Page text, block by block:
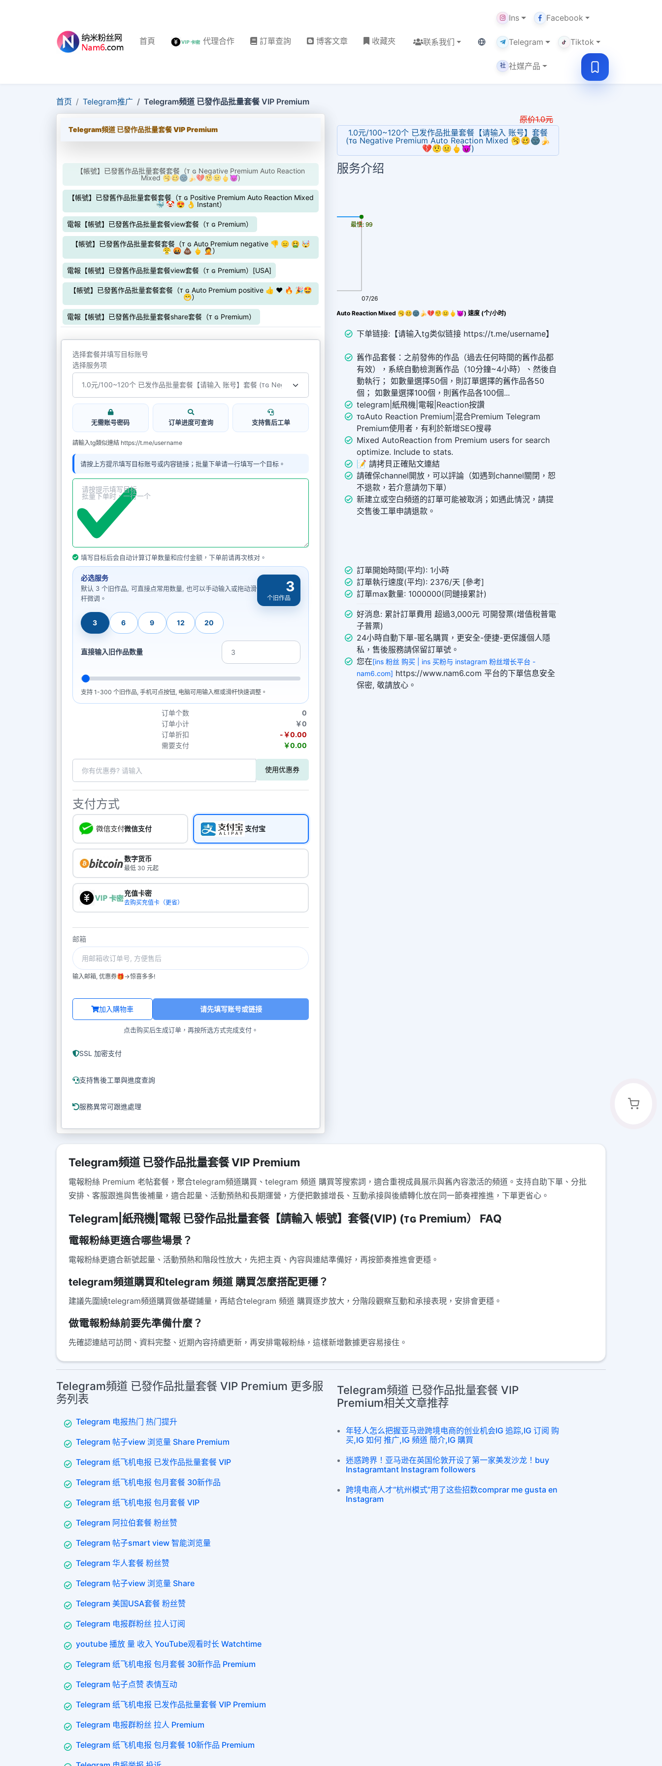
首頁 代理合作 訂單查詢 博客文章 收藏夾 联系我们 当前语言：繁体
Ins Facebook
Telegram Tiktok
社 社媒产品
首页 Telegram推广 Telegram頻道 已發作品批量套餐 VIP Premium
Telegram頻道 已發作品批量套餐 VIP Premium
【帳號】已發舊作品批量套餐套餐（ᴛ ɢ Negative Premium Auto Reaction
Mixed 🥱🥴🌚🍌💔🤨😐🖕😈)
【帳號】已發舊作品批量套餐套餐（ᴛ ɢ Positive Premium Auto Reaction Mixed
🐳 🤡 😍 👌 Instant）
電報【帳號】已發舊作品批量套餐view套餐（ᴛ ɢ Premium）
【帳號】已發舊作品批量套餐套餐（ᴛ ɢ Auto Premium negative 👎 😑 🤮 🤯
😤 🤬 💩 🖕 🤦）
電報【帳號】已發舊作品批量套餐view套餐（ᴛ ɢ Premium）[USA]
【帳號】已發舊作品批量套餐套餐（ᴛ ɢ Auto Premium positive 👍 ❤️ 🔥 🎉🤩
😁）
電報【帳號】已發舊作品批量套餐share套餐（ᴛ ɢ Premium）
选择套餐并填写目标账号
选择服务项
无需账号密码 订单进度可查询 支持售后工单
請輸入tg類似連結 https://t.me/username
请按上方提示填写目标账号或内容链接；批量下单请一行填写一个目标。
填写目标后会自动计算订单数量和应付金额，下单前请再次核对。
必选服务
默认 3 个旧作品, 可直接点常用数量, 也可以手动输入或拖动滑
杆微调。
3
个旧作品
3 6 9 12 20
直接输入旧作品数量
支持 1-300 个旧作品, 手机可点按钮, 电脑可用输入框或滑杆快速调整。
订单个数
0
订单小计
￥0
订单折扣
-￥0.00
需要支付
￥0.00
使用优惠券
支付方式
微信支付 支付宝
数字货币
最低 30 元起
充值卡密
去购买充值卡（更省）
邮箱
输入邮箱, 优惠券🎁->惊喜多多!
加入購物車 请先填写账号或链接
点击购买后生成订单，再按所选方式完成支付。
SSL 加密支付
支持售後工單與進度查詢
服務異常可跟進處理
原价1.0元
1.0元/100~120个 已发作品批量套餐【请输入 账号】套餐
(ᴛɢ Negative Premium Auto Reaction Mixed 🥱🥴🌚🍌
💔🤨😐🖕😈)
服务介绍
【帳號】已發舊作品批量套餐套餐（ᴛ ɢ Negative Premium Auto Reaction Mixed 🥱🥴🌚🍌💔🤨😐🖕😈) 速度 (个/小时)
07/26
最慢: 99
最快: 99
下单链接:【请输入tg类似链接 https://t.me/username】
舊作品套餐：之前發佈的作品（過去任何時間的舊作品都
有效），系統自動檢測舊作品（10分鐘~4小時）、然後自
動執行； 如數量選擇50個，則訂單選擇的舊作品各50
個； 如數量選擇100個，則舊作品各100個...
telegram|紙飛機|電報|Reaction按讚
ᴛɢAuto Reaction Premium|混合Premium Telegram
Premium使用者，有利於新增SEO搜尋
Mixed AutoReaction from Premium users for search
optimize. Include to stats.
📝 請拷貝正確貼文連結
請確保channel開放，可以評論（如遇到channel關閉，恕
不退款，若介意請勿下單）
新建立或空白頻道的訂單可能被取消；如遇此情況，請提
交售後工單申請退款。
訂單開始時間(平均): 1小時
訂單執行速度(平均): 2376/天 [參考]
訂單max數量: 1000000(同鏈接累計)
好消息: 累計訂單費用 超過3,000元 可開發票(增值稅普電
子普票)
24小時自動下單-匿名購買，更安全-便捷-更保護個人隱
私，售後服務請保留訂單號。
您在[ins 粉丝 购买 | ins 买粉与 instagram 粉丝增长平台 -
nam6.com] https://www.nam6.com 平台的下單信息安全
保密, 敬請放心。
Telegram頻道 已發作品批量套餐 VIP Premium
電報粉絲 Premium 老帖套餐，聚合telegram頻道購買、telegram 頻道 購買等搜索詞，適合重視成員展示與舊內容激活的頻道。支持自助下單、分批
安排、客服跟進與售後補量，適合起量、活動預熱和長期運營，方便把數據增長、互動承接與後續轉化放在同一節奏裡推進，下單更省心。
Telegram|紙飛機|電報 已發作品批量套餐【請輸入 帳號】套餐(VIP) (ᴛɢ Premium） FAQ
電報粉絲更適合哪些場景？
電報粉絲更適合新號起量、活動預熱和階段性放大，先把主頁、內容與連結準備好，再按節奏推進會更穩。
telegram頻道購買和telegram 頻道 購買怎麼搭配更穩？
建議先圍繞telegram頻道購買做基礎鋪量，再結合telegram 頻道 購買逐步放大，分階段觀察互動和承接表現，安排會更穩。
做電報粉絲前要先準備什麼？
先確認連結可訪問、資料完整、近期內容持續更新，再安排電報粉絲，這樣新增數據更容易接住。
Telegram頻道 已發作品批量套餐 VIP Premium 更多服
务列表
Telegram 电报热门 热门提升
Telegram 帖子view 浏览量 Share Premium
Telegram 纸飞机电报 已发作品批量套餐 VIP
Telegram 纸飞机电报 包月套餐 30新作品
Telegram 纸飞机电报 包月套餐 VIP
Telegram 阿拉伯套餐 粉丝赞
Telegram 帖子smart view 智能浏览量
Telegram 华人套餐 粉丝赞
Telegram 帖子view 浏览量 Share
Telegram 美国USA套餐 粉丝赞
Telegram 电报群粉丝 拉人订阅
youtube 播放 量 收入 YouTube观看时长 Watchtime
Telegram 纸飞机电报 包月套餐 30新作品 Premium
Telegram 帖子点赞 表情互动
Telegram 纸飞机电报 已发作品批量套餐 VIP Premium
Telegram 电报群粉丝 拉人 Premium
Telegram 纸飞机电报 包月套餐 10新作品 Premium
Telegram頻道 已發作品批量套餐 VIP
Premium相关文章推荐
年轻人怎么把握亚马逊跨境电商的创业机会IG 追踪,IG 订阅 购
买,IG 如何 推广,IG 頻道 簡介,IG 購買
迷惑跨界！亚马逊在英国伦敦开设了第一家美发沙龙！buy
Instagramtant Instagram followers
跨境电商人才“杭州模式”用了这些招数comprar me gusta en
Instagram